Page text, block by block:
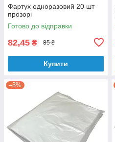
Фартух одноразовий 20 шт
прозорі
Готово до відправки
82,45 ₴ 85 ₴
Купити
–3%